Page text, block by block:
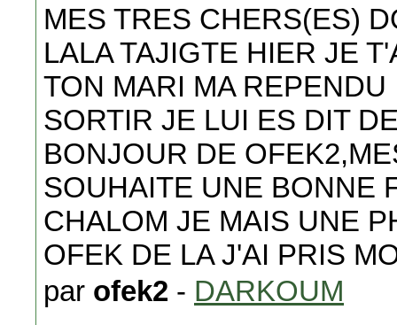
MES TRES CHERS(ES)
LALA TAJIGTE HIER JE
TON MARI MA
SORTIR JE LUI ES DIT
BONJOUR DE
SOUHAITE UNE BONNE
CHALOM JE MAIS UNE
OFEK DE LA J'AI PRIS
par ofek2 - DARKOUM